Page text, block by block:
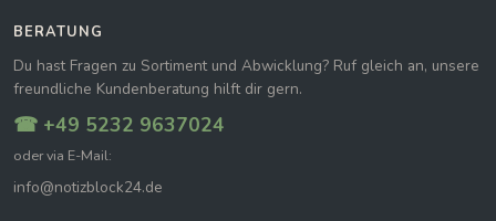
BERATUNG
Du hast Fragen zu Sortiment und Abwicklung? Ruf gleich an, unsere
freundliche Kundenberatung hilft dir gern.
☎ +49 5232 9637024
oder via E-Mail:
info@notizblock24.de